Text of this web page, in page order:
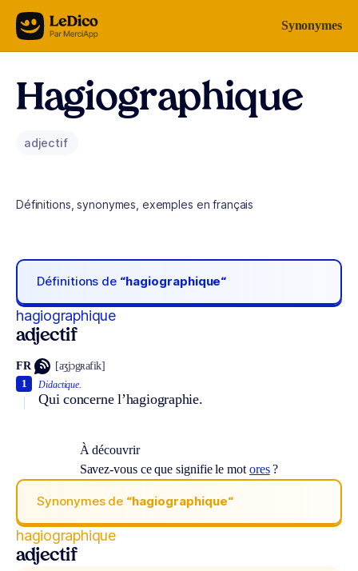
Aller au contenu Synonymes
Hagiographique
adjectif
Définitions, synonymes, exemples en français
Définitions de “hagiographique“
hagiographique
adjectif
FR [aʒjɔgʀafik]
Didactique.
Qui concerne l’hagiographie.
1
À découvrir
Savez-vous ce que signifie le mot ores?
Synonymes de “hagiographique“
hagiographique
adjectif